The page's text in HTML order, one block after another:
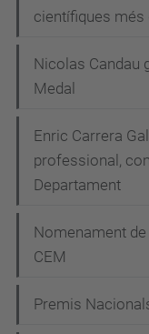
científiques més
Nicolas Candau
Medal
Enric Carrera
professional,
Departament
Nomenament
CEM
Premis